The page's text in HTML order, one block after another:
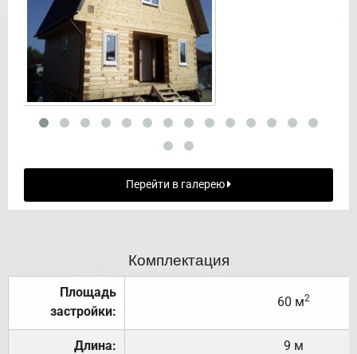
Перейти в галерею
Комплектация
Площадь
застройки:
60 м2
Длина: 9 м